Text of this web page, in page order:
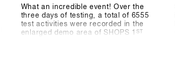
What an incredible event! Over the
three days of testing, a total of 6555
test activities were recorded in the
enlarged demo area of SHOPS 1ST